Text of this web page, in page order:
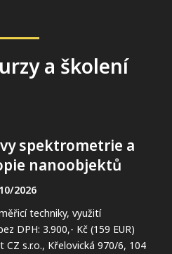
a školení
spektrometrie a
nanoobjektů
2026
techniky, využití
DPH: 3.900,- Kč (159 EUR)
s.r.o., Křelovická 970/6, 104